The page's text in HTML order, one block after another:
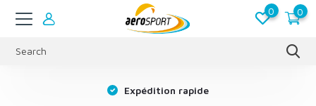
0 0
Expédition rapide